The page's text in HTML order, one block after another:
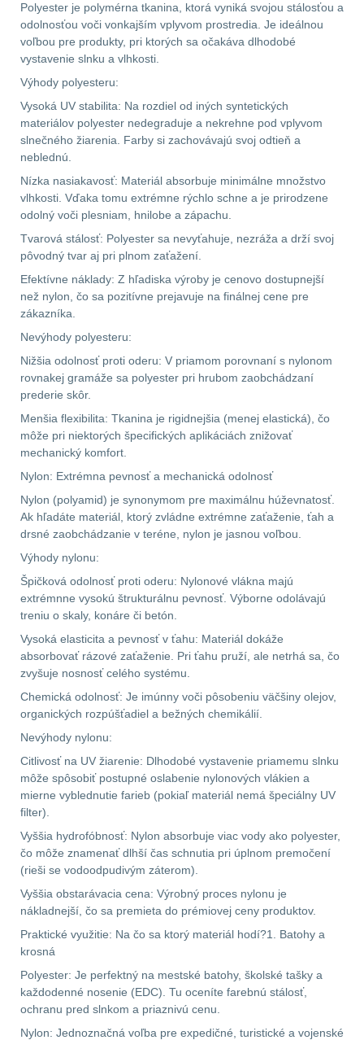
OPTIKY(146)
Kolimátory53
Zvětšovací moduly5
CQB21
Na vzduchovku15
Na kuše 2
Přesné střílení22
Velký oční reliéf1
Na dlouhé vzdálenosti
Multi-range33
Krátka a střední
vzdálenost16
Monokuláry5
Príslušenstvo pre
optiku9
OBLEČENIE(316)
Prilby4
Šiltovky29
Taktické opasky
Chrániče10
Ponča a pláštěnky
Čepice, kukly, šátky24
Chrániče sluchu7
Nášivky
Ostatní50
LIKVIDÁCIA SKLADU
Polyester je polymérna tkanina, ktorá vyniká svojou stálosťou a
odolnosťou voči vonkajším vplyvom prostredia. Je ideálnou
voľbou pre produkty, pri ktorých sa očakáva dlhodobé
vystavenie slnku a vlhkosti.
Výhody polyesteru:
Vysoká UV stabilita: Na rozdiel od iných syntetických
materiálov polyester nedegraduje a nekrehne pod vplyvom
slnečného žiarenia. Farby si zachovávajú svoj odtieň a
neblednú.
Nízka nasiakavosť: Materiál absorbuje minimálne množstvo
vlhkosti. Vďaka tomu extrémne rýchlo schne a je prirodzene
odolný voči plesniam, hnilobe a zápachu.
Tvarová stálosť: Polyester sa nevyťahuje, nezráža a drží svoj
pôvodný tvar aj pri plnom zaťažení.
Efektívne náklady: Z hľadiska výroby je cenovo dostupnejší
než nylon, čo sa pozitívne prejavuje na finálnej cene pre
zákazníka.
Nevýhody polyesteru:
Nižšia odolnosť proti oderu: V priamom porovnaní s nylonom
rovnakej gramáže sa polyester pri hrubom zaobchádzaní
prederie skôr.
Menšia flexibilita: Tkanina je rigidnejšia (menej elastická), čo
môže pri niektorých špecifických aplikáciách znižovať
mechanický komfort.
Nylon: Extrémna pevnosť a mechanická odolnosť
Nylon (polyamid) je synonymom pre maximálnu húževnatosť.
Ak hľadáte materiál, ktorý zvládne extrémne zaťaženie, ťah a
drsné zaobchádzanie v teréne, nylon je jasnou voľbou.
Výhody nylonu:
Špičková odolnosť proti oderu: Nylonové vlákna majú
extrémnne vysokú štrukturálnu pevnosť. Výborne odolávajú
treniu o skaly, konáre či betón.
Vysoká elasticita a pevnosť v ťahu: Materiál dokáže
absorbovať rázové zaťaženie. Pri ťahu pruží, ale netrhá sa, čo
zvyšuje nosnosť celého systému.
Chemická odolnosť: Je imúnny voči pôsobeniu väčšiny olejov,
organických rozpúšťadiel a bežných chemikálií.
Nevýhody nylonu:
Citlivosť na UV žiarenie: Dlhodobé vystavenie priamemu slnku
môže spôsobiť postupné oslabenie nylonových vlákien a
mierne vyblednutie farieb (pokiaľ materiál nemá špeciálny UV
filter).
Vyššia hydrofóbnosť: Nylon absorbuje viac vody ako polyester,
čo môže znamenať dlhší čas schnutia pri úplnom premočení
(rieši se vodoodpudivým záterom).
Vyššia obstarávacia cena: Výrobný proces nylonu je
nákladnejší, čo sa premieta do prémiovej ceny produktov.
Praktické využitie: Na čo sa ktorý materiál hodí?1. Batohy a
krosná
Polyester: Je perfektný na mestské batohy, školské tašky a
každodenné nosenie (EDC). Tu oceníte farebnú stálosť,
ochranu pred slnkom a priaznivú cenu.
Nylon: Jednoznačná voľba pre expedičné, turistické a vojenské